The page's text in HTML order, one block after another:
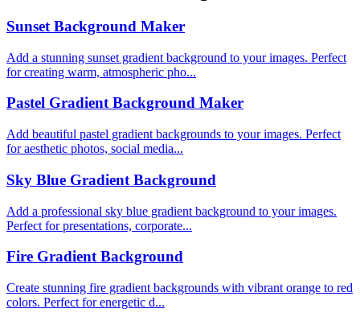
Sunset Background Maker
Add a stunning sunset gradient background to your images. Perfect
for creating warm, atmospheric pho...
Pastel Gradient Background Maker
Add beautiful pastel gradient backgrounds to your images. Perfect
for aesthetic photos, social media...
Sky Blue Gradient Background
Add a professional sky blue gradient background to your images.
Perfect for presentations, corporate...
Fire Gradient Background
Create stunning fire gradient backgrounds with vibrant orange to red
colors. Perfect for energetic d...